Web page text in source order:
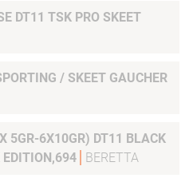
DT11 TSK PRO SKEET
/ SKEET GAUCHER
5GR-6X10GR) DT11 BLACK
BERETTA